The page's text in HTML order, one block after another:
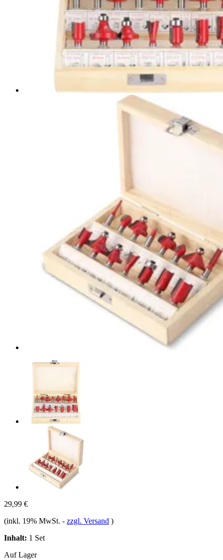
29,99 €
(inkl. 19% MwSt. - zzgl. Versand )
Inhalt: 1 Set
Auf Lager